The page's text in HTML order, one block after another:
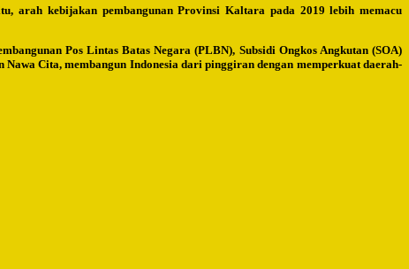
arah kebijakan pembangunan Provinsi Kaltara pada 2019 lebih memacu
Pos Lintas Batas Negara (PLBN), Subsidi Ongkos Angkutan (SOA)
Nawa Cita, membangun Indonesia dari pinggiran dengan memperkuat daerah-